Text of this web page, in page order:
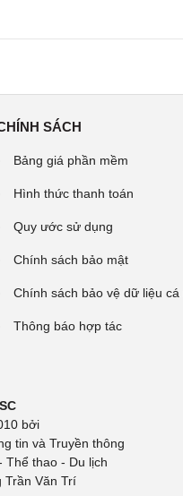
SÁCH
Bảng giá phần mềm
Hình thức thanh toán
Quy ước sử dụng
Chính sách bảo mật
Chính sách bảo vệ dữ liệu cá
Thông báo hợp tác
bởi
tin và Truyền thông
Thể thao - Du lịch
Trần Văn Trí